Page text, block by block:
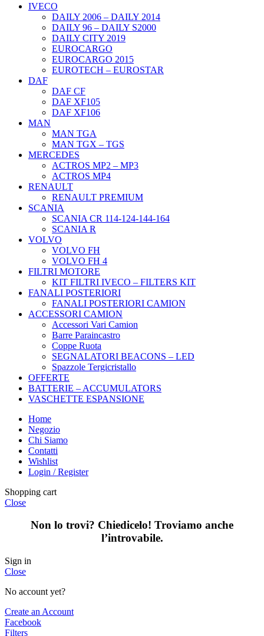
IVECO
DAILY 2006 – DAILY 2014
DAILY 96 – DAILY S2000
DAILY CITY 2019
EUROCARGO
EUROCARGO 2015
EUROTECH – EUROSTAR
DAF
DAF CF
DAF XF105
DAF XF106
MAN
MAN TGA
MAN TGX – TGS
MERCEDES
ACTROS MP2 – MP3
ACTROS MP4
RENAULT
RENAULT PREMIUM
SCANIA
SCANIA CR 114-124-144-164
SCANIA R
VOLVO
VOLVO FH
VOLVO FH 4
FILTRI MOTORE
KIT FILTRI IVECO – FILTERS KIT
FANALI POSTERIORI
FANALI POSTERIORI CAMION
ACCESSORI CAMION
Accessori Vari Camion
Barre Paraincastro
Coppe Ruota
SEGNALATORI BEACONS – LED
Spazzole Tergicristallo
OFFERTE
BATTERIE – ACCUMULATORS
VASCHETTE ESPANSIONE
Home
Negozio
Chi Siamo
Contatti
Wishlist
Login / Register
Shopping cart
Close
Non lo trovi? Chiedicelo! Troviamo anche
l’introvabile.
Sign in
Close
No account yet?
Create an Account
Facebook
Filters